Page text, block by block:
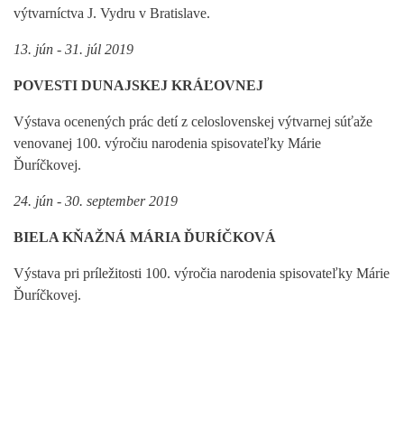
výtvarníctva J. Vydru v Bratislave.
13. jún - 31. júl 2019
POVESTI DUNAJSKEJ KRÁĽOVNEJ
Výstava ocenených prác detí z celoslovenskej výtvarnej súťaže
venovanej 100. výročiu narodenia spisovateľky Márie
Ďuríčkovej.
24. jún - 30. september 2019
BIELA KŇAŽNÁ MÁRIA ĎURÍČKOVÁ
Výstava pri príležitosti 100. výročia narodenia spisovateľky Márie
Ďuríčkovej.